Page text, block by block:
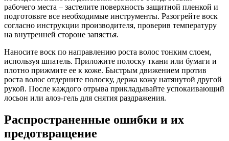
рабочего места – застелите поверхность защитной пленкой и
подготовьте все необходимые инструменты. Разогрейте воск
согласно инструкции производителя, проверив температуру
на внутренней стороне запястья.
Наносите воск по направлению роста волос тонким слоем,
используя шпатель. Приложите полоску ткани или бумаги и
плотно прижмите ее к коже. Быстрым движением против
роста волос отдерните полоску, держа кожу натянутой другой
рукой. После каждого отрыва прикладывайте успокаивающий
лосьон или алоэ-гель для снятия раздражения.
Распространенные ошибки и их
предотвращение